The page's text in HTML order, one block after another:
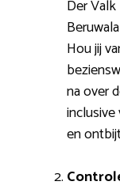
Der
Hou jij
na over
en